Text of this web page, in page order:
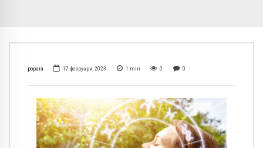
popara 17 февруари, 2023 1 min 0 0